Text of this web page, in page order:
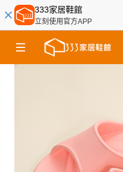
333家居鞋館
立刻使用官方APP